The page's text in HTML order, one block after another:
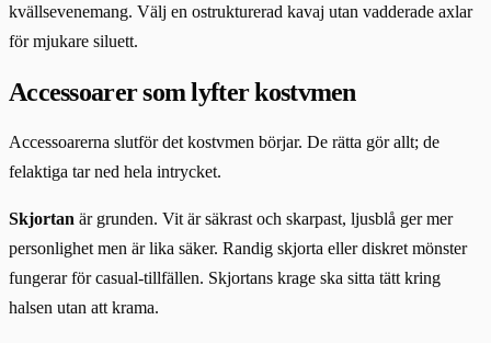
kvällsevenemang. Välj en ostrukturerad kavaj utan vadderade axlar
för mjukare siluett.
Accessoarer som lyfter kostvmen
Accessoarerna slutför det kostvmen börjar. De rätta gör allt; de
felaktiga tar ned hela intrycket.
Skjortan är grunden. Vit är säkrast och skarpast, ljusblå ger mer
personlighet men är lika säker. Randig skjorta eller diskret mönster
fungerar för casual-tillfällen. Skjortans krage ska sitta tätt kring
halsen utan att krama.